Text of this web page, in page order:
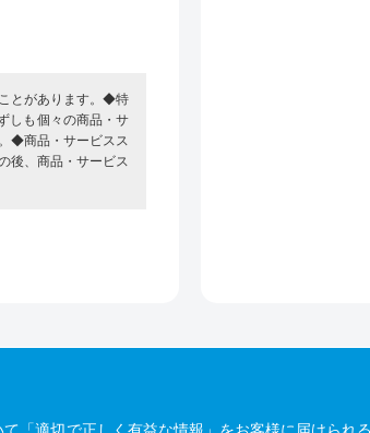
とがあります。◆特
しも個々の商品・サ
◆商品・サービスス
後、商品・サービス